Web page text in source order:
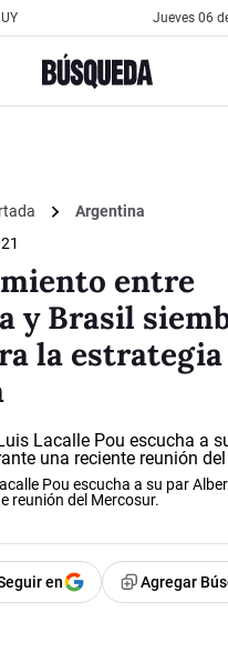
jueves 06
Argentina
entre
y Brasil
la estrategia
Pou escucha a su par
reunión del Mercosur.
en Agregar